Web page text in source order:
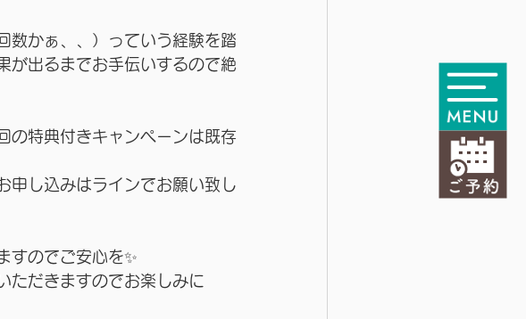
数かぁ、、）っていう経験を踏
が出るまでお手伝いするので絶
の特典付きキャンペーンは既存
申し込みはラインでお願い致し
すのでご安心を✨
ただきますのでお楽しみに